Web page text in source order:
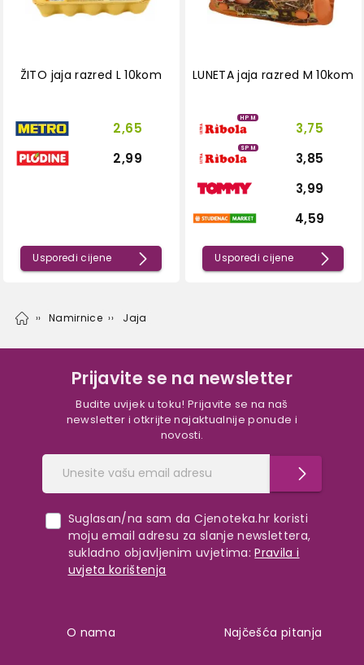
ŽITO jaja razred L 10kom
2,65
2,99
Usporedi cijene
LUNETA jaja razred M 10kom
HPM
3,75
SPM
3,85
3,99
4,59
Usporedi cijene
Namirnice Jaja
Prijavite se na newsletter
Budite uvijek u toku! Prijavite se na naš
newsletter i otkrijte najaktualnije ponude i
novosti.
Suglasan/na sam da Cjenoteka.hr koristi
moju email adresu za slanje newslettera,
sukladno objavljenim uvjetima: Pravila i
uvjeta korištenja
O nama Najčešća pitanja